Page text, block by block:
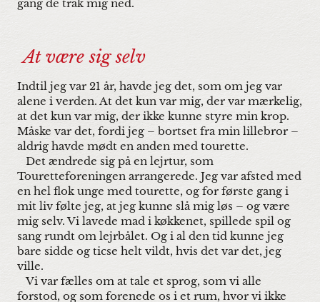
gang de trak mig ned.
At være sig selv
Indtil jeg var 21 år, havde jeg det, som om jeg var
alene i verden. At det kun var mig, der var mærkelig,
at det kun var mig, der ikke kunne styre min krop.
Måske var det, fordi jeg – bortset fra min lillebror –
aldrig havde mødt en anden med tourette.
Det ændrede sig på en lejrtur, som
Touretteforeningen arrangerede. Jeg var afsted med
en hel flok unge med tourette, og for første gang i
mit liv følte jeg, at jeg kunne slå mig løs – og være
mig selv. Vi lavede mad i køkkenet, spillede spil og
sang rundt om lejrbålet. Og i al den tid kunne jeg
bare sidde og ticse helt vildt, hvis det var det, jeg
ville.
Vi var fælles om at tale et sprog, som vi alle
forstod, og som forenede os i et rum, hvor vi ikke